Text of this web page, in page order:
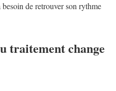
de retrouver son rythme
traitement change